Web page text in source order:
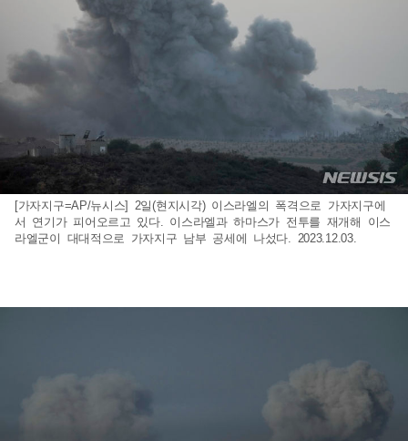
[가자지구=AP/뉴시스] 2일(현지시각) 이스라엘의 폭격으로 가자지구에
서 연기가 피어오르고 있다. 이스라엘과 하마스가 전투를 재개해 이스
라엘군이 대대적으로 가자지구 남부 공세에 나섰다. 2023.12.03.